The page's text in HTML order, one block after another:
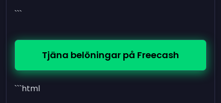
```
Tjäna belöningar på Freecash
```html